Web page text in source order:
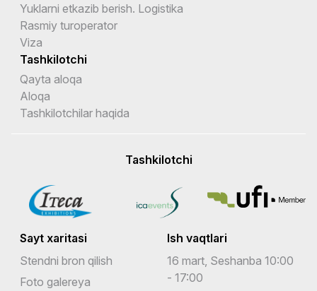
Yuklarni etkazib berish. Logistika
Rasmiy turoperator
Viza
Tashkilotchi
Qayta aloqa
Aloqa
Tashkilotchilar haqida
Tashkilotchi
Sayt xaritasi
Stendni bron qilish
Foto galereya
Ish vaqtlari
16 mart, Seshanba 10:00
- 17:00